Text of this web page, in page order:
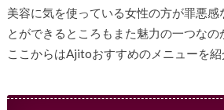
美容に気を使っている女性の方が罪悪感
とができるところもまた魅力の一つなの
ここからはAjitoおすすめのメニューを紹